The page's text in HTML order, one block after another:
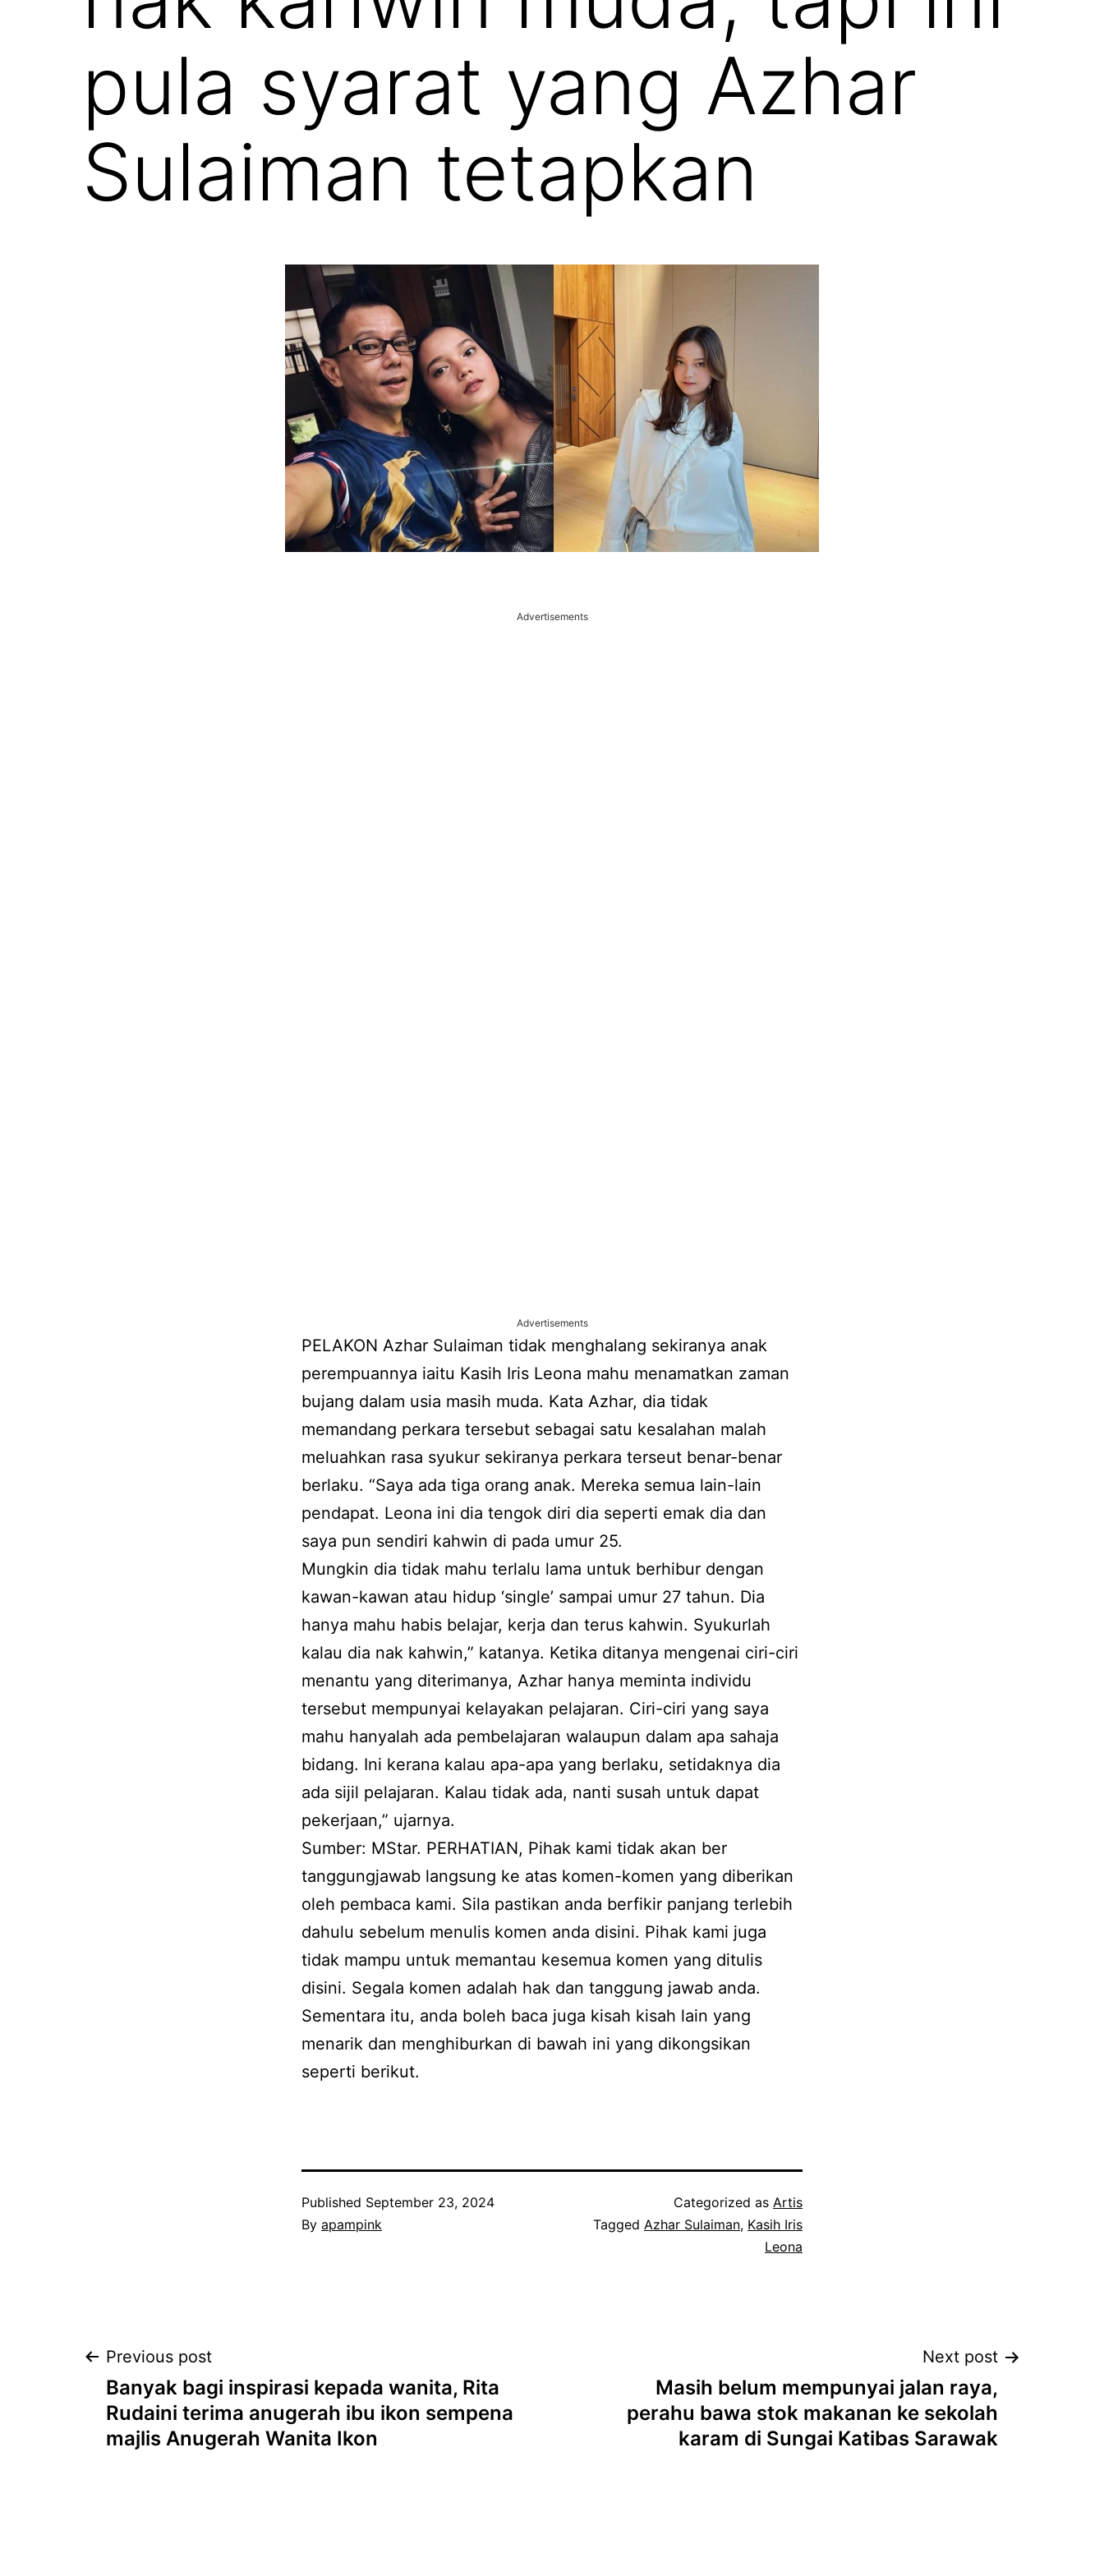
pula syarat yang Azhar
Sulaiman tetapkan
Advertisements
Advertisements
PELAKON Azhar Sulaiman tidak menghalang sekiranya anak
perempuannya iaitu Kasih Iris Leona mahu menamatkan zaman
bujang dalam usia masih muda. Kata Azhar, dia tidak
memandang perkara tersebut sebagai satu kesalahan malah
meluahkan rasa syukur sekiranya perkara terseut benar-benar
berlaku. “Saya ada tiga orang anak. Mereka semua lain-lain
pendapat. Leona ini dia tengok diri dia seperti emak dia dan
saya pun sendiri kahwin di pada umur 25.
Mungkin dia tidak mahu terlalu lama untuk berhibur dengan
kawan-kawan atau hidup ‘single’ sampai umur 27 tahun. Dia
hanya mahu habis belajar, kerja dan terus kahwin. Syukurlah
kalau dia nak kahwin,” katanya. Ketika ditanya mengenai ciri-ciri
menantu yang diterimanya, Azhar hanya meminta individu
tersebut mempunyai kelayakan pelajaran. Ciri-ciri yang saya
mahu hanyalah ada pembelajaran walaupun dalam apa sahaja
bidang. Ini kerana kalau apa-apa yang berlaku, setidaknya dia
ada sijil pelajaran. Kalau tidak ada, nanti susah untuk dapat
pekerjaan,” ujarnya.
Sumber: MStar. PERHATIAN, Pihak kami tidak akan ber
tanggungjawab langsung ke atas komen-komen yang diberikan
oleh pembaca kami. Sila pastikan anda berfikir panjang terlebih
dahulu sebelum menulis komen anda disini. Pihak kami juga
tidak mampu untuk memantau kesemua komen yang ditulis
disini. Segala komen adalah hak dan tanggung jawab anda.
Sementara itu, anda boleh baca juga kisah kisah lain yang
menarik dan menghiburkan di bawah ini yang dikongsikan
seperti berikut.
Published September 23, 2024
By apampink
Categorized as Artis
Tagged Azhar Sulaiman, Kasih Iris
Leona
Post
navigation
Previous post
Banyak bagi inspirasi kepada wanita, Rita
Rudaini terima anugerah ibu ikon sempena
majlis Anugerah Wanita Ikon
Next post
Masih belum mempunyai jalan raya,
perahu bawa stok makanan ke sekolah
karam di Sungai Katibas Sarawak